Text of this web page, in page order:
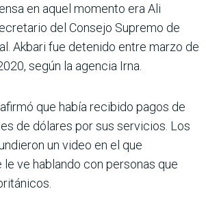
en aquel momento era Ali
del Consejo Supremo de
Akbari fue detenido entre marzo de
según la agencia Irna.
que había recibido pagos de
de dólares por sus servicios. Los
un video en el que
ve hablando con personas que